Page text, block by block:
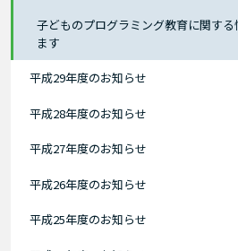
子どものプログラミング教育に関す
ます
平成29年度のお知らせ
平成28年度のお知らせ
平成27年度のお知らせ
平成26年度のお知らせ
平成25年度のお知らせ